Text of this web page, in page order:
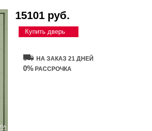
15101 руб.
Купить дверь
НА ЗАКАЗ 21 ДНЕЙ
0% РАССРОЧКА